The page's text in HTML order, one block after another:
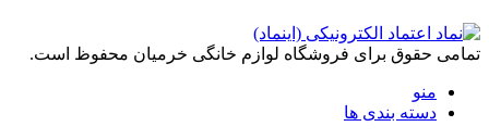
تمامی حقوق برای فروشگاه لوازم خانگی خرمیان محفوظ است.
منو
دسته بندی ها